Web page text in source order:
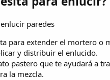
paredes
para extender el mortero o
y distribuir el enlucido.
pastero que te ayudará a
la mezcla.